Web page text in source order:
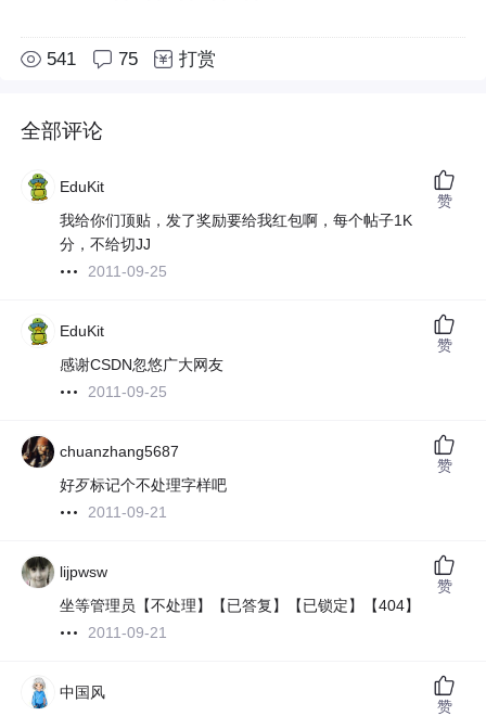
541 75 打赏
全部评论
EduKit
我给你们顶贴，发了奖励要给我红包啊，每个帖子1K
分，不给切JJ
2011-09-25
赞
EduKit
感谢CSDN忽悠广大网友
2011-09-25
赞
chuanzhang5687
好歹标记个不处理字样吧
2011-09-21
赞
lijpwsw
坐等管理员【不处理】【已答复】【已锁定】【404】
2011-09-21
赞
中国风
赞